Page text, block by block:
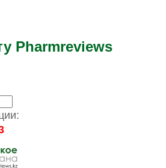
Pharmreviews